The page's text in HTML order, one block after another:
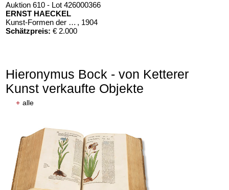
Auktion 610 - Lot 426000366
ERNST HAECKEL
Kunst-Formen der Natur. 10 Hefte und Supplement in 1 Band , 1904
Schätzpreis: € 2.000
Hieronymus Bock - von Ketterer
Kunst verkaufte Objekte
+ alle